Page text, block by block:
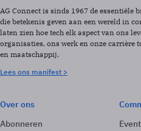
AG Connect is sinds 1967 de essentiële
die betekenis geven aan een wereld in
laten zien hoe tech elk aspect van ons
organisaties, ons werk en onze carrière
en maatschappij.
Lees ons manifest >
Over ons
Abonneren